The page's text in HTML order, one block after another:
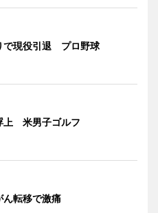
で現役引退 プロ野球
上 米男子ゴルフ
ん転移で激痛